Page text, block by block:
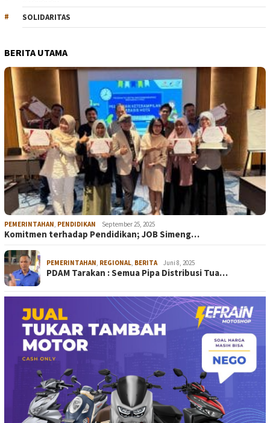
SOLIDARITAS
BERITA UTAMA
PEMERINTAHAN, PENDIDIKAN September 25, 2025
Komitmen terhadap Pendidikan; JOB Simeng…
PEMERINTAHAN, REGIONAL, BERITA Juni 8, 2025
PDAM Tarakan : Semua Pipa Distribusi Tua…